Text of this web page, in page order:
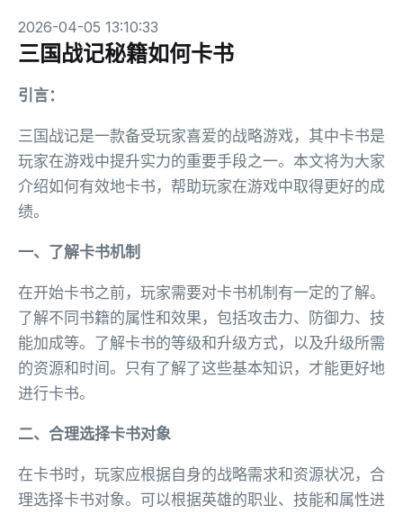
2026-04-05 13:10:33
三国战记秘籍如何卡书
引言：
三国战记是一款备受玩家喜爱的战略游戏，其中卡书是
玩家在游戏中提升实力的重要手段之一。本文将为大家
介绍如何有效地卡书，帮助玩家在游戏中取得更好的成
绩。
一、了解卡书机制
在开始卡书之前，玩家需要对卡书机制有一定的了解。
了解不同书籍的属性和效果，包括攻击力、防御力、技
能加成等。了解卡书的等级和升级方式，以及升级所需
的资源和时间。只有了解了这些基本知识，才能更好地
进行卡书。
二、合理选择卡书对象
在卡书时，玩家应根据自身的战略需求和资源状况，合
理选择卡书对象。可以根据英雄的职业、技能和属性进